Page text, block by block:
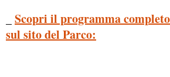
Scopri il programma
sul sito del Parco: